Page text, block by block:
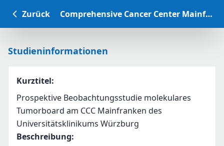
Zurück Comprehensive Cancer Center Mainfranken Studiendatenbank
Studieninformationen
Kurztitel:
Prospektive Beobachtungsstudie molekulares
Tumorboard am CCC Mainfranken des
Universitätsklinikums Würzburg
Beschreibung: